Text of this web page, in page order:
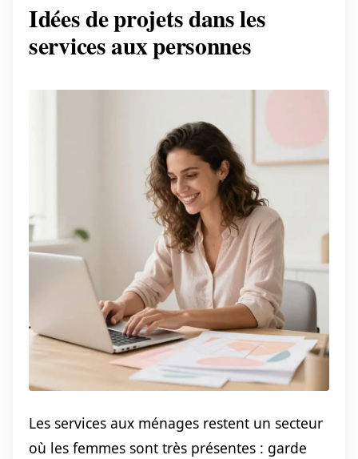
Idées de projets dans les
services aux personnes
Les services aux ménages restent un secteur
où les femmes sont très présentes : garde